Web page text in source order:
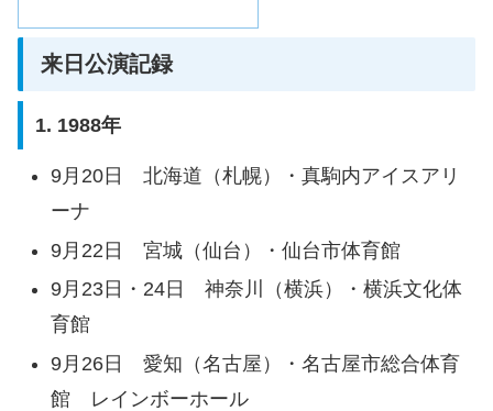
来日公演記録
1. 1988年
9月20日 北海道（札幌）・真駒内アイスアリ
ーナ
9月22日 宮城（仙台）・仙台市体育館
9月23日・24日 神奈川（横浜）・横浜文化体
育館
9月26日 愛知（名古屋）・名古屋市総合体育
館 レインボーホール